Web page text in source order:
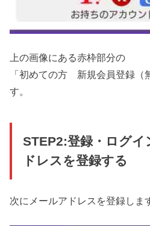
上の画像にある赤枠部分の
「初めての方 新規会員登録（
す。
STEP2:登録・ログ
ドレスを登録する
次にメールアドレスを登録しま